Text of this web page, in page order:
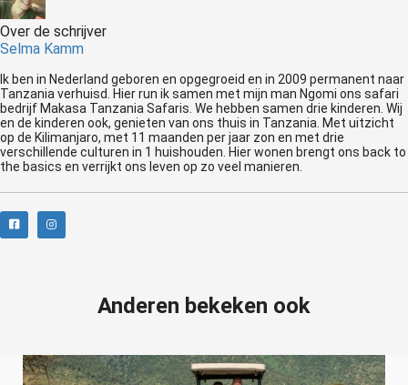
Over de schrijver
Selma Kamm
Ik ben in Nederland geboren en opgegroeid en in 2009 permanent naar
Tanzania verhuisd. Hier run ik samen met mijn man Ngomi ons safari
bedrijf Makasa Tanzania Safaris. We hebben samen drie kinderen. Wij
en de kinderen ook, genieten van ons thuis in Tanzania. Met uitzicht
op de Kilimanjaro, met 11 maanden per jaar zon en met drie
verschillende culturen in 1 huishouden. Hier wonen brengt ons back to
the basics en verrijkt ons leven op zo veel manieren.
Anderen bekeken ook